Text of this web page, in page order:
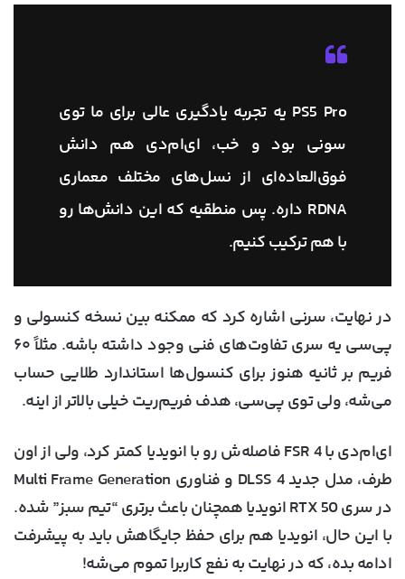
PS5 Pro یه تجربه یادگیری عالی برای ما توی
سونی بود و خب، ای‌ام‌دی هم دانش
فوق‌العاده‌ای از نسل‌های مختلف معماری
RDNA داره. پس منطقیه که این دانش‌ها رو
با هم ترکیب کنیم.
در نهایت، سرنی اشاره کرد که ممکنه بین نسخه کنسولی و
پی‌سی یه سری تفاوت‌های فنی وجود داشته باشه. مثلاً ۶۰
فریم بر ثانیه هنوز برای کنسول‌ها استاندارد طلایی حساب
می‌شه، ولی توی پی‌سی، هدف فریم‌ریت خیلی بالاتر از اینه.
ای‌ام‌دی با FSR 4 فاصله‌ش رو با انویدیا کمتر کرد، ولی از اون
طرف، مدل جدید DLSS 4 و فناوری Multi Frame Generation
در سری RTX 50 انویدیا همچنان باعث برتری “تیم سبز” شده.
با این حال، انویدیا هم برای حفظ جایگاهش باید به پیشرفت
ادامه بده، که در نهایت به نفع کاربرا تموم می‌شه!